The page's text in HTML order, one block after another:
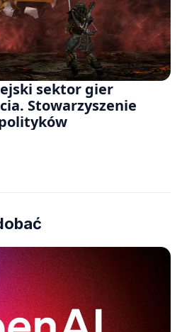
sektor gier
Stowarzyszenie